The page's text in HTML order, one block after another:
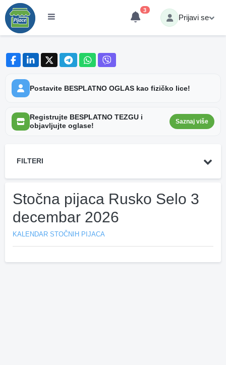
3
Prijavi se
Postavite BESPLATNO OGLAS kao fizičko lice!
Registrujte BESPLATNO TEZGU i
objavljujte oglase!
Saznaj više
FILTERI
Stočna pijaca Rusko Selo 3
decembar 2026
KALENDAR STOČNIH PIJACA